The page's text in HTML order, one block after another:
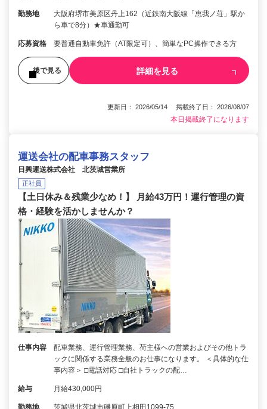
勤務地
大阪府堺市美原区丹上162（近鉄南大阪線「恵我ノ荘」駅か
ら車で8分）★車通勤可
応募資格 要普通自動車免許（AT限定可）、簡単なPC操作できる方
後で見る 詳細を見る
更新日： 2026/05/14 掲載終了日： 2026/08/07
本日掲載終了になります
運送会社の配車事務スタッフ
日興運送株式会社 北茨城営業所
正社員
【土日休み＆残業少なめ！】 月給43万円！運行管理の資
格・経験を活かしませんか？
仕事内容
配車業務、運行管理業務、荷主様への営業およびその他トラ
ックに関係する業務全般のお仕事になります。 ＜具体的な仕
事内容＞ □電話対応 □自社トラックの配…
給与 月給430,000円